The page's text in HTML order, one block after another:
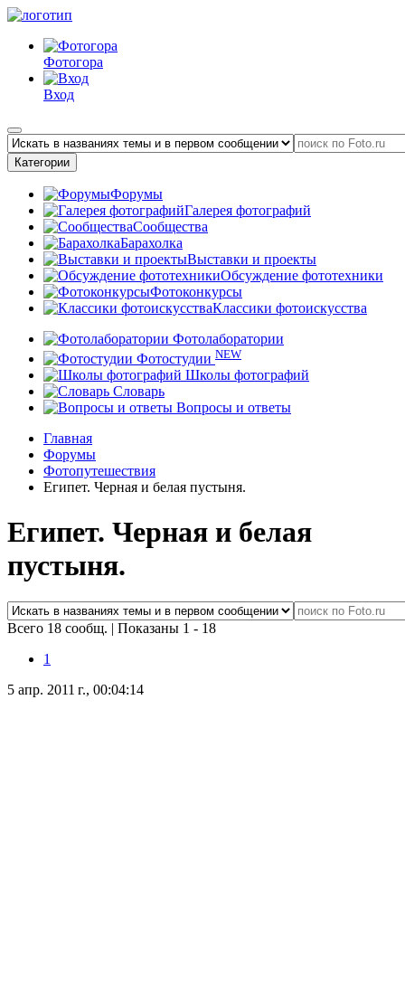
Фотогора
Вход
Категории
Форумы
Галерея фотографий
Сообщества
Барахолка
Выставки и проекты
Обсуждение фототехники
Фотоконкурсы
Классики фотоискусства
Фотолаборатории
Фотостудии NEW
Школы фотографий
Словарь
Вопросы и ответы
Главная
Форумы
Фотопутешествия
Египет. Черная и белая пустыня.
Египет. Черная и белая
пустыня.
Всего 18 сообщ. | Показаны 1 - 18
1
5 апр. 2011 г., 00:04:14